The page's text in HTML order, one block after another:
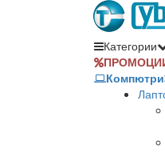
Категории
Компютри